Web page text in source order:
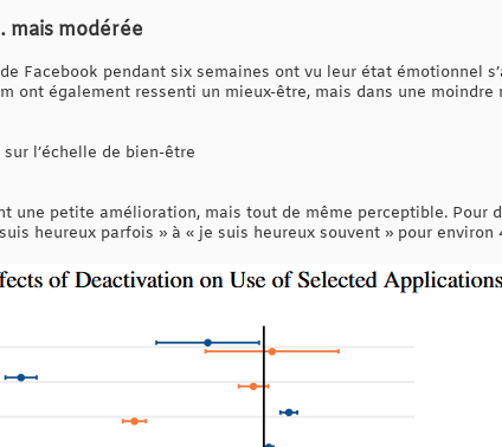
mais modérée
Facebook pendant six semaines ont vu leur état émotionnel
ont également ressenti un mieux-être, mais dans une moindre
l’échelle de bien-être
petite amélioration, mais tout de même perceptible. Pour
heureux parfois » à « je suis heureux souvent » pour